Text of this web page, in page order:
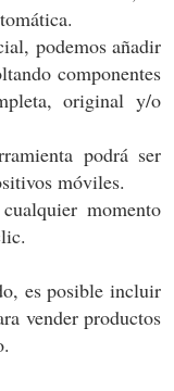
podemos añadir
componentes
original y/o
podrá ser
móviles.
momento
es posible incluir
vender productos